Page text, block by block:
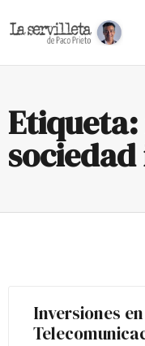
Inversiones